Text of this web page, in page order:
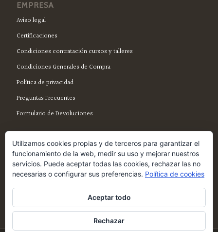
EMPRESA
Aviso legal
Certificaciones
Condiciones contratación cursos y talleres
Condiciones Generales de Compra
Política de privacidad
Preguntas Frecuentes
Formulario de Devoluciones
SÍGUENOS EN FACEBOOK
Utilizamos cookies propias y de terceros para garantizar el
funcionamiento de la web, medir su uso y mejorar nuestros
servicios. Puede aceptar todas las cookies, rechazar las no
necesarias o configurar sus preferencias. Política de cookies
Aceptar todo
Rechazar